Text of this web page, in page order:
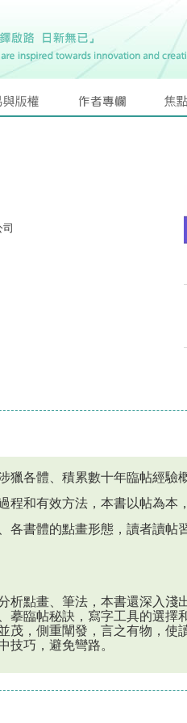
獵各體、積累數十年臨帖經驗
程和有效方法，本書以帖為本
各書體的點畫形態，讀者讀帖
析點畫、筆法，本書還深入淺
摹臨帖秘訣，寫字工具的選擇
茂，側重闡發，言之有物，使
技巧，避免彎路。